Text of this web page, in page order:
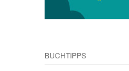
BUCHTIPPS